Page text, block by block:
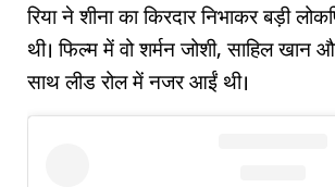
रिया ने शीना का किरदार निभाकर बड़ी
थी। फिल्म में वो शर्मन जोशी, साहिल खान
साथ लीड रोल में नजर आईं थी।